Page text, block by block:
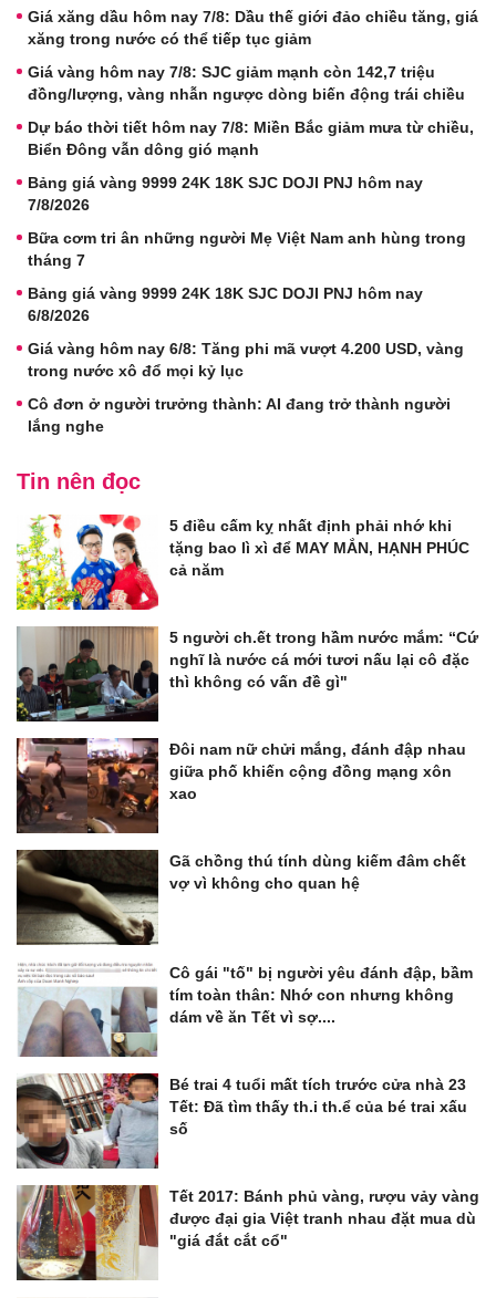
Giá xăng dầu hôm nay 7/8: Dầu thế giới đảo chiều tăng, giá
xăng trong nước có thể tiếp tục giảm
Giá vàng hôm nay 7/8: SJC giảm mạnh còn 142,7 triệu
đồng/lượng, vàng nhẫn ngược dòng biến động trái chiều
Dự báo thời tiết hôm nay 7/8: Miền Bắc giảm mưa từ chiều,
Biển Đông vẫn dông gió mạnh
Bảng giá vàng 9999 24K 18K SJC DOJI PNJ hôm nay
7/8/2026
Bữa cơm tri ân những người Mẹ Việt Nam anh hùng trong
tháng 7
Bảng giá vàng 9999 24K 18K SJC DOJI PNJ hôm nay
6/8/2026
Giá vàng hôm nay 6/8: Tăng phi mã vượt 4.200 USD, vàng
trong nước xô đổ mọi kỷ lục
Cô đơn ở người trưởng thành: AI đang trở thành người
lắng nghe
Tin nên đọc
5 điều cấm kỵ nhất định phải nhớ khi
tặng bao lì xì để MAY MẮN, HẠNH PHÚC
cả năm
5 người ch.ết trong hầm nước mắm: “Cứ
nghĩ là nước cá mới tươi nấu lại cô đặc
thì không có vấn đề gì"
Đôi nam nữ chửi mắng, đánh đập nhau
giữa phố khiến cộng đồng mạng xôn
xao
Gã chồng thú tính dùng kiếm đâm chết
vợ vì không cho quan hệ
Cô gái "tố" bị người yêu đánh đập, bầm
tím toàn thân: Nhớ con nhưng không
dám về ăn Tết vì sợ....
Bé trai 4 tuổi mất tích trước cửa nhà 23
Tết: Đã tìm thấy th.i th.ể của bé trai xấu
số
Tết 2017: Bánh phủ vàng, rượu vảy vàng
được đại gia Việt tranh nhau đặt mua dù
"giá đắt cắt cổ"